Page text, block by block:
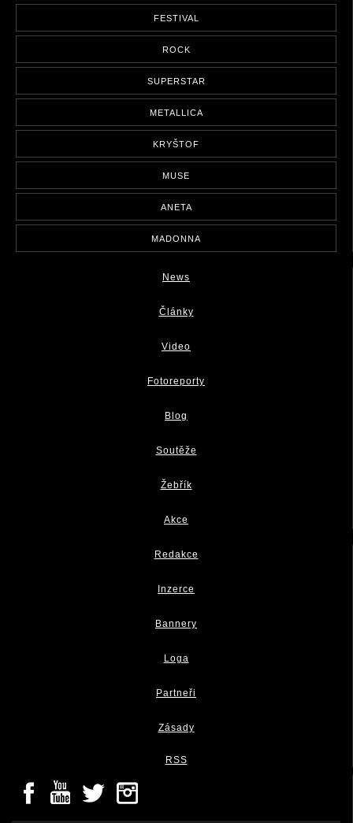
FESTIVAL
ROCK
SUPERSTAR
METALLICA
KRYŠTOF
MUSE
ANETA
MADONNA
News
Články
Video
Fotoreporty
Blog
Soutěže
Žebřík
Akce
Redakce
Inzerce
Bannery
Loga
Partneři
Zásady
RSS